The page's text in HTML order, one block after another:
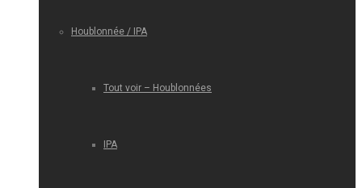
Houblonnée / IPA
Tout voir – Houblonnées
IPA